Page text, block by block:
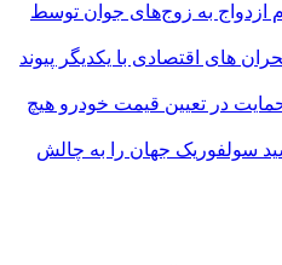
از ۸ همت وام ازدواج به زوج‌های جوان توسط
های اقتصادی با یکدیگر پیوند
در تعیین قیمت خودرو هیچ
سولفوریک جهان را به چالش